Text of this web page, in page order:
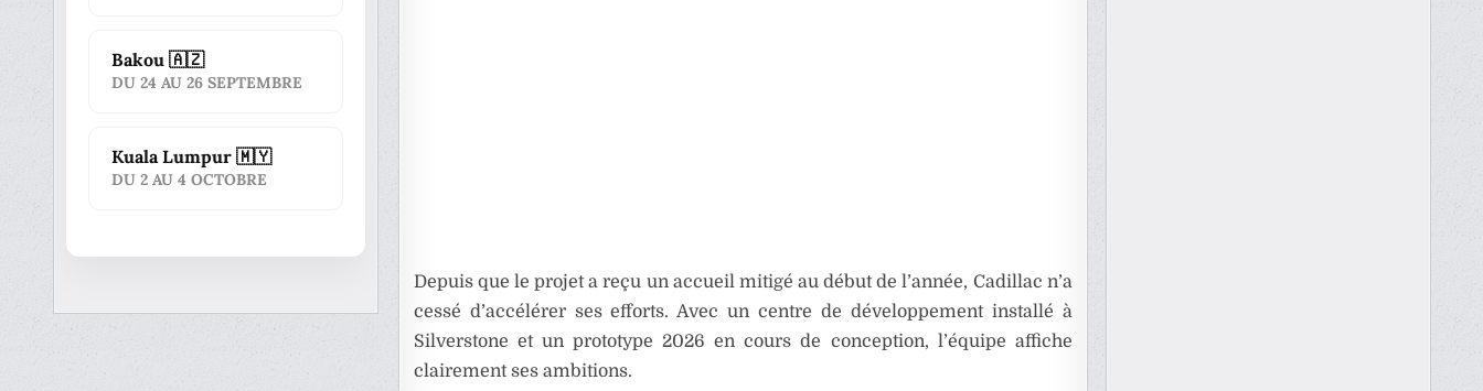
Depuis que le projet a reçu un accueil mitigé au début de l’année, Cadillac n’a
cessé d’accélérer ses efforts. Avec un centre de développement installé à
Silverstone et un prototype 2026 en cours de conception, l’équipe affiche
clairement ses ambitions.
Bakou 🇦🇿
DU 24 AU 26 SEPTEMBRE
Kuala Lumpur 🇲🇾
DU 2 AU 4 OCTOBRE